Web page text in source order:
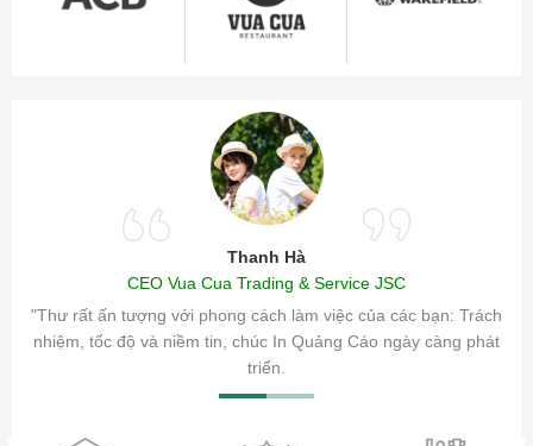
Thanh Hà
CEO Vua Cua Trading & Service JSC
"Thư rất ấn tượng với phong cách làm việc của các bạn: Trách
nhiệm, tốc độ và niềm tin, chúc In Quảng Cáo ngày càng phát
triển.
sóc